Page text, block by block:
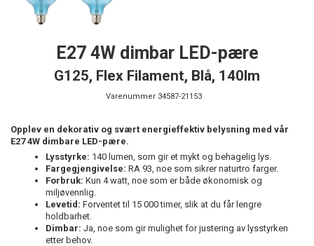
E27 4W dimbar LED-pære
G125, Flex Filament, Blå, 140lm
Varenummer 34587-21153
Opplev en dekorativ og svært energieffektiv belysning med vår
E27 4W dimbare LED-pære.
Lysstyrke: 140 lumen, som gir et mykt og behagelig lys.
Fargegjengivelse: RA 93, noe som sikrer naturtro farger.
Forbruk: Kun 4 watt, noe som er både økonomisk og
miljøvennlig.
Levetid: Forventet til 15 000 timer, slik at du får lengre
holdbarhet.
Dimbar: Ja, noe som gir mulighet for justering av lysstyrken
etter behov.